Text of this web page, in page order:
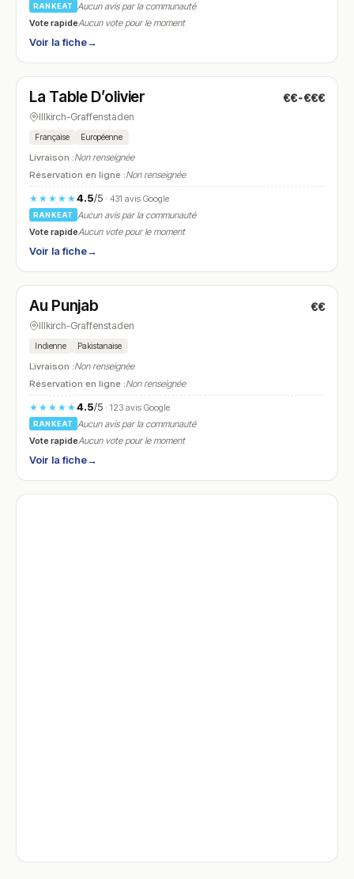
RANKEAT
Aucun avis par la communauté
Vote rapideAucun vote pour le moment
Voir la fiche→
N° 27
La Table D’olivier €€-€€€
Illkirch-Graffenstaden
Française Européenne
Livraison :Non renseignée
Réservation en ligne :Non renseignée
★★★★★4.5/5· 431 avis Google
RANKEAT
Aucun avis par la communauté
Vote rapideAucun vote pour le moment
Voir la fiche→
N° 28
Au Punjab €€
Illkirch-Graffenstaden
Indienne Pakistanaise
Livraison :Non renseignée
Réservation en ligne :Non renseignée
★★★★★4.5/5· 123 avis Google
RANKEAT
Aucun avis par la communauté
Vote rapideAucun vote pour le moment
Voir la fiche→